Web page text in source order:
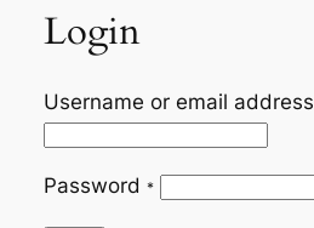
Login
Username or email address
Password *